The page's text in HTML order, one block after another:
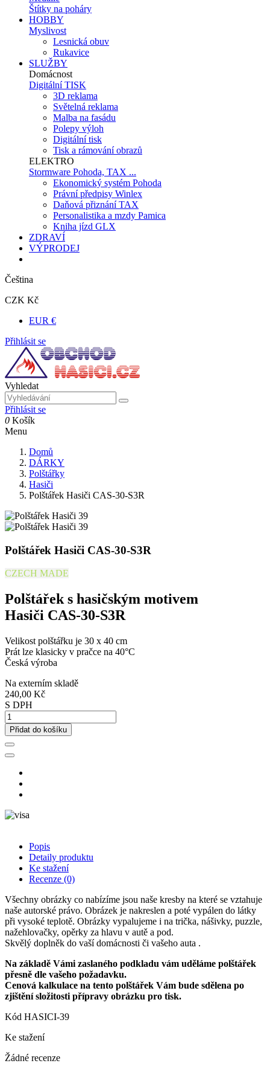
Štítky na poháry
HOBBY
Myslivost
Lesnická obuv
Rukavice
SLUŽBY
Domácnost
Digitální TISK
3D reklama
Světelná reklama
Malba na fasádu
Polepy výloh
Digitální tisk
Tisk a rámování obrazů
ELEKTRO
Stormware Pohoda, TAX ...
Ekonomický systém Pohoda
Právní předpisy Winlex
Daňová přiznání TAX
Personalistika a mzdy Pamica
Kniha jízd GLX
ZDRAVÍ
VÝPRODEJ
Čeština
CZK Kč
EUR €
Přihlásit se
Vyhledat
Přihlásit se
0 Košík
Menu
Domů
DÁRKY
Polštářky
Hasiči
Polštářek Hasiči CAS-30-S3R
Polštářek Hasiči CAS-30-S3R
CZECH MADE
Polštářek s hasičským motivem
Hasiči CAS-30-S3R
Velikost polštářku je 30 x 40 cm
Prát lze klasicky v pračce na 40°C
Česká výroba
Na externím skladě
240,00 Kč
S DPH
Přidat do košíku
Popis
Detaily produktu
Ke stažení
Recenze (0)
Všechny obrázky co nabízíme jsou naše kresby na které se vztahuje
naše autorské právo. Obrázek je nakreslen a poté vypálen do látky
při vysoké teplotě. Obrázky vypalujeme i na trička, nášivky, puzzle,
nažehlovačky, opěrky za hlavu v autě a pod.
Skvělý doplněk do vaší domácnosti či vašeho auta .
Na základě Vámi zaslaného podkladu vám uděláme polštářek
přesně dle vašeho požadavku.
Cenová kalkulace na tento polštářek Vám bude sdělena po
zjištění složitosti přípravy obrázku pro tisk.
Kód HASICI-39
Ke stažení
Žádné recenze